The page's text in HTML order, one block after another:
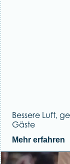
Bessere Luft,
Gäste
Mehr erfahren